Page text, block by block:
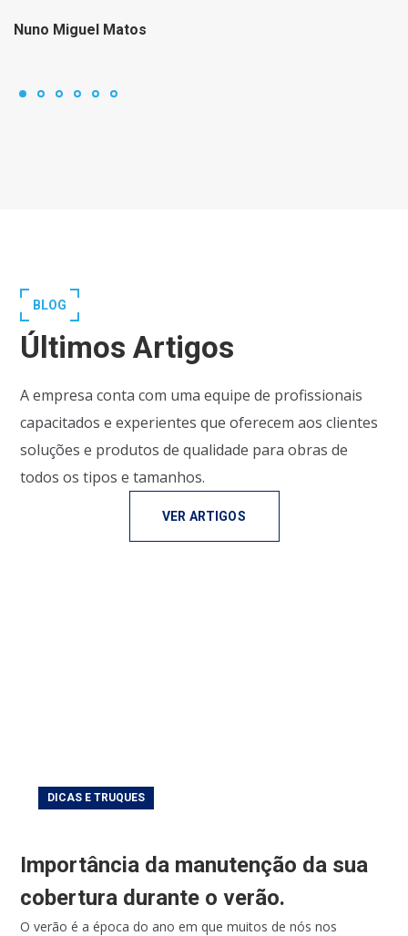
Nuno Miguel Matos
BLOG
Últimos Artigos
A empresa conta com uma equipe de profissionais
capacitados e experientes que oferecem aos clientes
soluções e produtos de qualidade para obras de
todos os tipos e tamanhos.
VER ARTIGOS
DICAS E TRUQUES
Importância da manutenção da sua
cobertura durante o verão.
O verão é a época do ano em que muitos de nós nos